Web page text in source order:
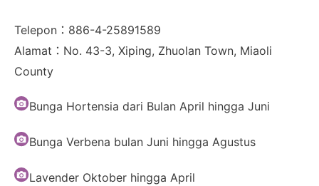
Telepon：886-4-25891589
Alamat：No. 43-3, Xiping, Zhuolan Town, Miaoli
County
Bunga Hortensia dari Bulan April hingga Juni
Bunga Verbena bulan Juni hingga Agustus
Lavender Oktober hingga April